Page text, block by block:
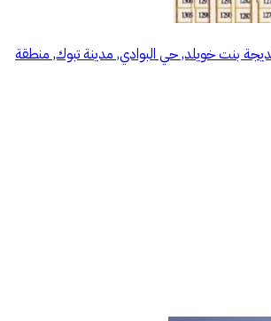
بنت خويلد, حي البوادي, مدينة تبوك, منطقة